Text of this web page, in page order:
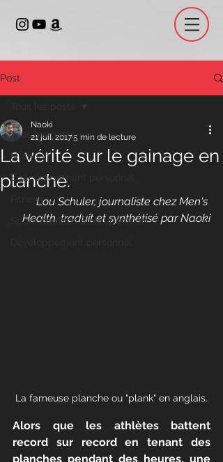
Post
Tous les posts
Nutrition
Epanouissement personnel
Fitness
Sport, nutrition & récupération
La vérité sur le gainage en
planche.
Naoki
21 juil. 20175 min de lecture
Lou Schuler, journaliste chez Men's
Health, traduit et synthétisé par Naoki
La fameuse planche ou "plank" en anglais.
Alors que les athlètes battent
record sur record en tenant des
planches pendant des heures, une